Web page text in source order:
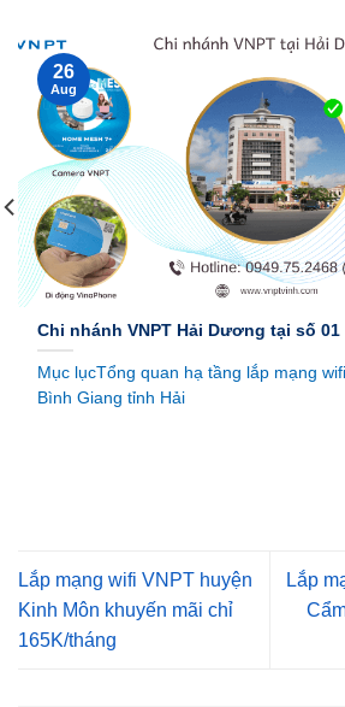
Chi nhánh VNPT Hải Dương tại số 01
Mục lụcTổng quan hạ tầng lắp mạng
Bình Giang tỉnh Hải
26
Aug
Lắp mạng wifi VNPT huyện
Kinh Môn khuyến mãi chỉ
165K/tháng
Lắp